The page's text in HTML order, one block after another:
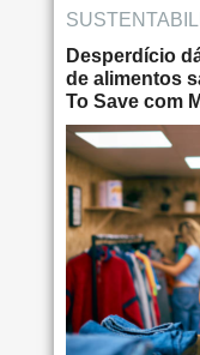
Desperdício
de alimentos
To Save com